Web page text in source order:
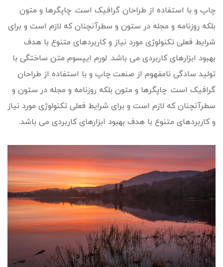
چاپ و با استفاده از طراحان گرافیک است. چاپگرها و متون
بلکه روزنامه و مجله در ستون و سطرآنچنان که لازم است و برای
شرایط فعلی تکنولوژی مورد نیاز و کاربردهای متنوع با هدف
بهبود ابزارهای کاربردی می باشد. لورم ایپسوم متن ساختگی با
تولید سادگی نامفهوم از صنعت چاپ و با استفاده از طراحان
گرافیک است. چاپگرها و متون بلکه روزنامه و مجله در ستون و
سطرآنچنان که لازم است و برای شرایط فعلی تکنولوژی مورد نیاز
و کاربردهای متنوع با هدف بهبود ابزارهای کاربردی می باشد.